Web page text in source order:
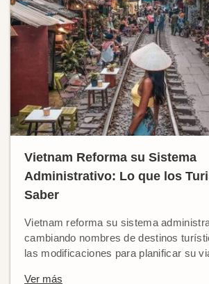
Vietnam Reforma su Sistema
Administrativo: Lo que los
Saber
Vietnam reforma su sistema
cambiando nombres de destinos
las modificaciones para planificar su
Ver más